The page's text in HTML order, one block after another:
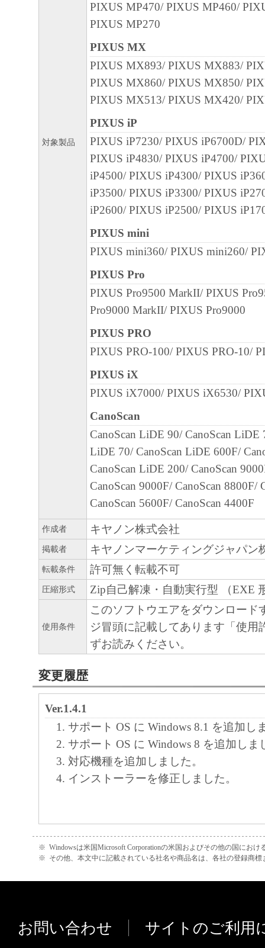
対象製品
PIXUS MP470/ PIXUS MP460/
PIXUS MP270
PIXUS MX
PIXUS MX893/ PIXUS MX883/
PIXUS MX860/ PIXUS MX850/
PIXUS MX513/ PIXUS MX420/
PIXUS iP
PIXUS iP7230/ PIXUS iP6700D/
PIXUS iP4830/ PIXUS iP4700/
iP4500/ PIXUS iP4300/ PIXUS
iP3500/ PIXUS iP3300/ PIXUS
iP2600/ PIXUS iP2500/ PIXUS
PIXUS mini
PIXUS mini360/ PIXUS mini260/
PIXUS Pro
PIXUS Pro9500 MarkII/ PIXUS
Pro9000 MarkII/ PIXUS Pro9000
PIXUS PRO
PIXUS PRO-100/ PIXUS PRO-10/
PIXUS iX
PIXUS iX7000/ PIXUS iX6530/
CanoScan
CanoScan LiDE 90/ CanoScan LiDE
LiDE 70/ CanoScan LiDE 600F/
CanoScan LiDE 200/ CanoScan
CanoScan 9000F/ CanoScan 8800F/
CanoScan 5600F/ CanoScan 4400F
作成者 キヤノン株式会社
掲載者 キヤノンマーケティングジャパン
転載条件 許可無く転載不可
圧縮形式 Zip自己解凍・自動実行型 （EXE
使用条件
このソフトウエアをダウンロード
ジ冒頭に記載してあります「使用
ずお読みください。
変更履歴
Ver.1.4.1
サポート OS に Windows 8.1 を追加し
サポート OS に Windows 8 を追加しま
対応機種を追加しました。
インストーラーを修正しました。
※ Windowsは米国Microsoft Corporationの米国およびその他の国におけ
※ その他、本文中に記載されている社名や商品名は、各社の登録商標
お問い合わせ サイトのご利用